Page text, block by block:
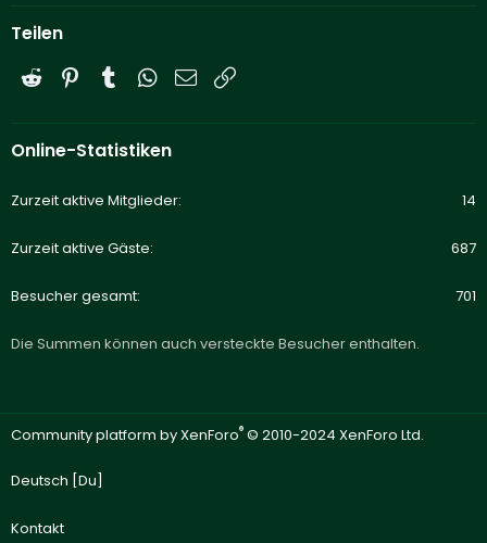
Teilen
Reddit PinterestTumblrWhatsApp
E-Mail
Online-Statistiken
Zurzeit aktive Mitglieder 14
Zurzeit aktive Gäste 687
Besucher gesamt 701
Die Summen können auch versteckte Besucher enthalten.
Community platform by XenForo® © 2010-2024 XenForo Ltd.
Deutsch [Du]
Kontakt